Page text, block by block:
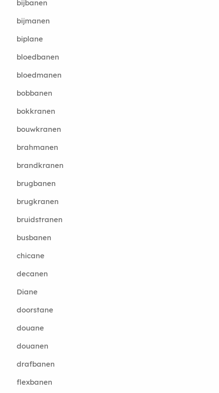
bijbanen
bijmanen
biplane
bloedbanen
bloedmanen
bobbanen
bokkranen
bouwkranen
brahmanen
brandkranen
brugbanen
brugkranen
bruidstranen
busbanen
chicane
decanen
Diane
doorstane
douane
douanen
drafbanen
flexbanen